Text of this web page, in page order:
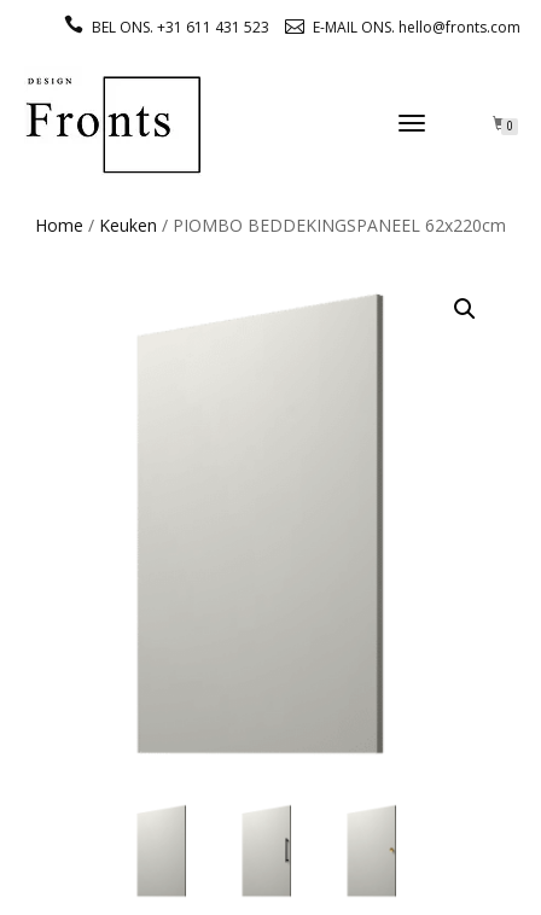
BEL ONS. +31 611 431 523 E-MAIL ONS. hello@fronts.com
TOGGLE
0
Home / Keuken / PIOMBO BEDDEKINGSPANEEL 62x220cm